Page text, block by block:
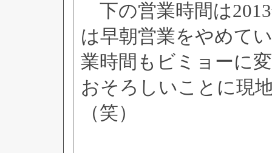
下の営業時間は
は早朝営業をやめて
業時間もビミョーに
おそろしいことに現
（笑）